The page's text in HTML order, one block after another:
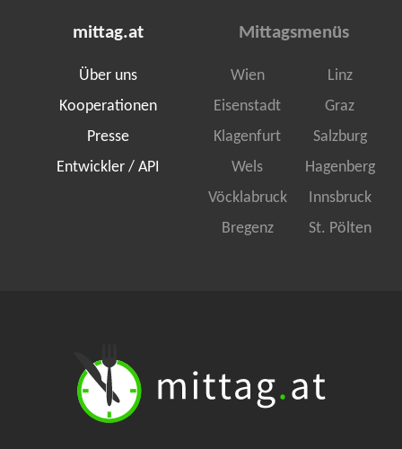
mittag.at
Über uns
Kooperationen
Presse
Entwickler / API
Mittagsmenüs
Wien
Linz
Eisenstadt
Graz
Klagenfurt
Salzburg
Wels
Hagenberg
Vöcklabruck
Innsbruck
Bregenz
St. Pölten